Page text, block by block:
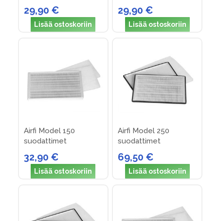
29,90 €
Lisää ostoskoriin
29,90 €
Lisää ostoskoriin
Airfi Model 150
suodattimet
32,90 €
Lisää ostoskoriin
Airfi Model 250
suodattimet
69,50 €
Lisää ostoskoriin